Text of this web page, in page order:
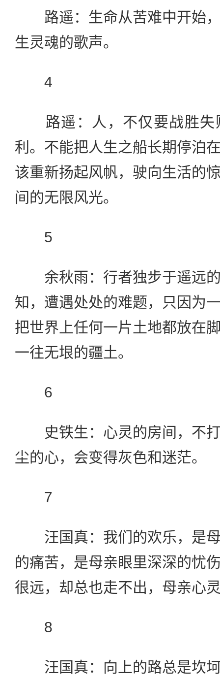
路遥：生命从苦难中开始，
生灵魂的歌声。
4
路遥：人，不仅要战胜失
利。不能把人生之船长期停泊
该重新扬起风帆，驶向生活的
间的无限风光。
5
余秋雨：行者独步于遥远的
知，遭遇处处的难题，只因为
把世界上任何一片土地都放在
一往无垠的疆土。
6
史铁生：心灵的房间，不打
尘的心，会变得灰色和迷茫。
7
汪国真：我们的欢乐，是母
的痛苦，是母亲眼里深深的忧
很远，却总也走不出，母亲心
8
汪国真：向上的路总是坎坷